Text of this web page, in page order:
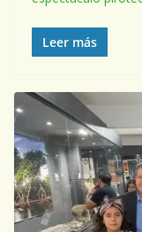
Leer más